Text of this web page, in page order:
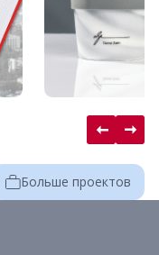
Больше проектов